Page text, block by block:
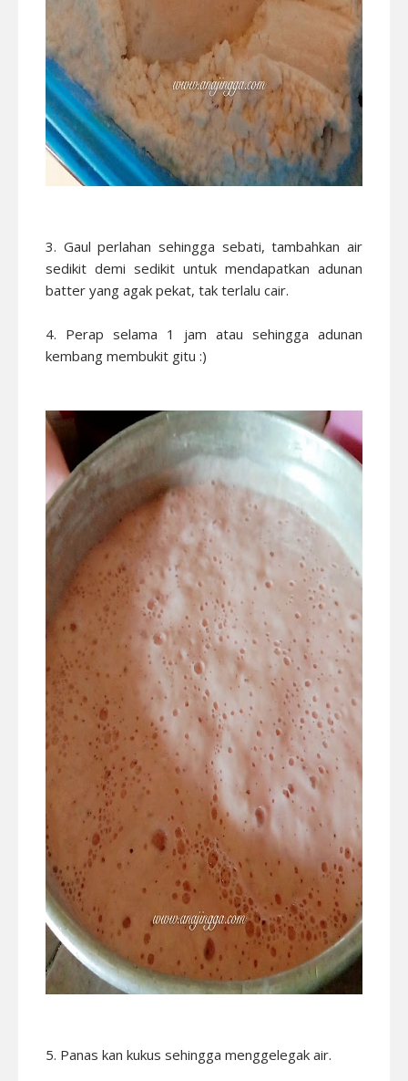
3. Gaul perlahan sehingga sebati, tambahkan air
sedikit demi sedikit untuk mendapatkan adunan
batter yang agak pekat, tak terlalu cair.
4. Perap selama 1 jam atau sehingga adunan
kembang membukit gitu :)
5. Panas kan kukus sehingga menggelegak air.